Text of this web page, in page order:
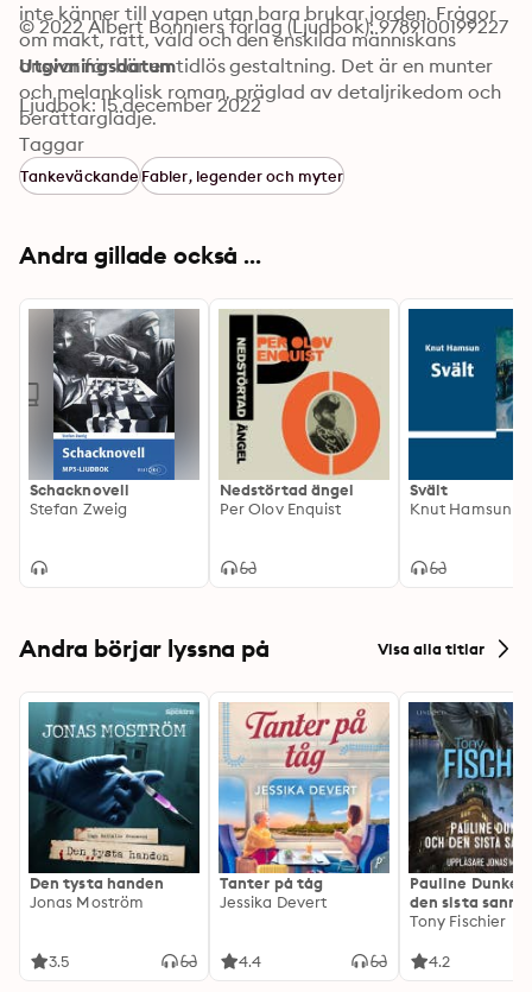
inte känner till vapen utan bara brukar jorden. Frågor
om makt, rätt, våld och den enskilda människans
ansvar får här en tidlös gestaltning. Det är en munter
och melankolisk roman, präglad av detaljrikedom och
berättarglädje.
© 2022 Albert Bonniers förlag (Ljudbok): 9789100199227
Utgivningsdatum
Ljudbok: 15 december 2022
Taggar
TankeväckandeFabler, legender och myter
Andra gillade också ...
Schacknovell
Stefan Zweig
Nedstörtad ängel
Per Olov Enquist
Svält
Knut Hamsun
Andra börjar lyssna på Visa alla titlar
Den tysta handen
Jonas Moström
3.5
Tanter på tåg
Jessika Devert
4.4
Pauline Dunker
den sista
Tony Fischier
4.2